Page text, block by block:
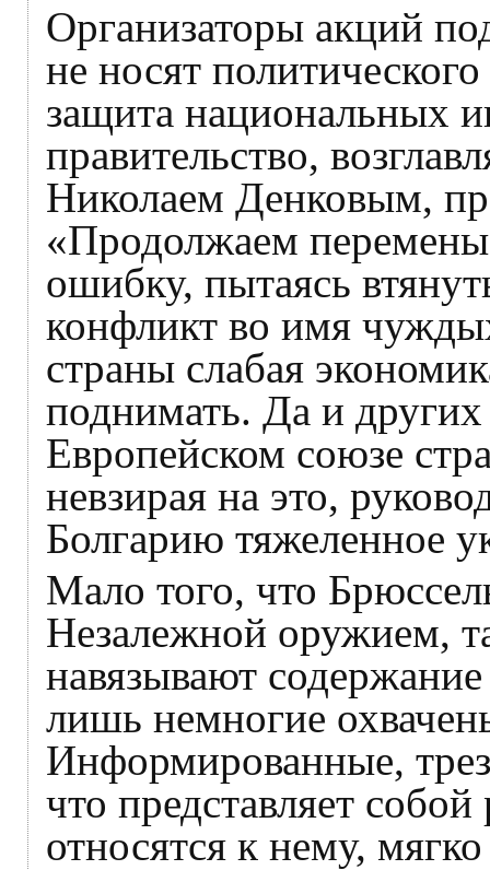
Организаторы акций
не носят
защита национальных
правительство,
Николаем Денковым,
«Продолжаем
ошибку, пытаясь
конфликт во имя
страны слабая
поднимать. Да и
Европейском союзе
невзирая на это,
Болгарию тяжеленное
Мало того, что
Незалежной оружием,
навязывают
лишь немногие
Информированные,
что представляет
относятся к нему,